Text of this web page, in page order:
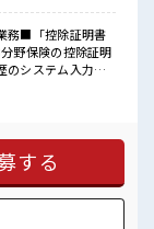
務■「控除証明書
野保険の控除証明
のシステム入力■
証明書を再発行し
大丈夫♪ 経験はち
も大切≫ 残業は
こともあります♪
ライベート満喫！
った派遣のお仕
する